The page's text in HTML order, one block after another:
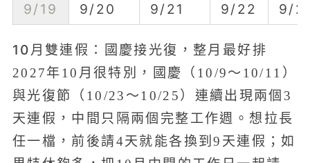
9/19 9/20 9/21 9/22 9/
10月雙連假：國慶接光復，整月最好排
2027年10月很特別，國慶（10/9～10/11）
與光復節（10/23～10/25）連續出現兩個3
天連假，中間只隔兩個完整工作週。想拉長
任一檔，前後請4天就能各換到9天連假；如